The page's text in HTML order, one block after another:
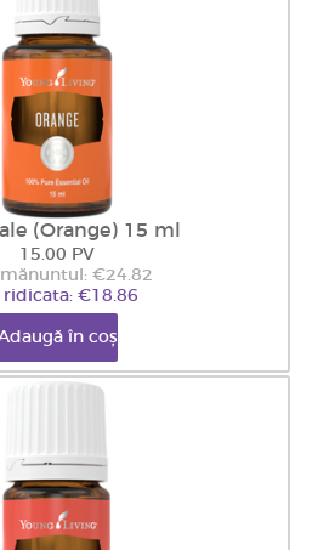
(Orange) 15 ml
15.00 PV
€24.82
ridicata: €18.86
în coș